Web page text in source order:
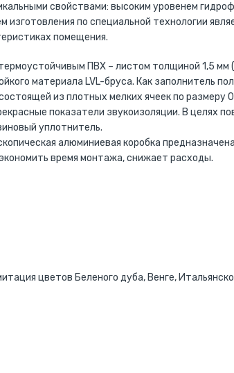
свойствами: высоким уровенем
по специальной технологии
помещения.
ПВХ – листом толщиной 1,5
материала LVL-бруса. Как заполнитель
из плотных мелких ячеек по размеру
показатели звукоизоляции. В целях
уплотнитель.
алюминиевая коробка
время монтажа, снижает расходы.
цветов Беленого дуба, Венге,